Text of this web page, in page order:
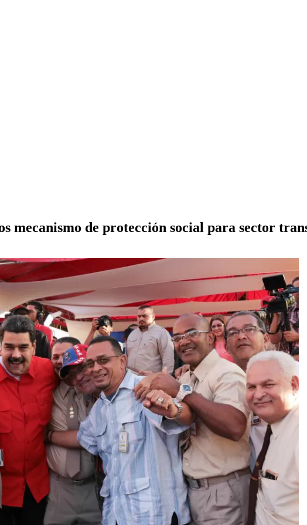
mecanismo de protección social para sector